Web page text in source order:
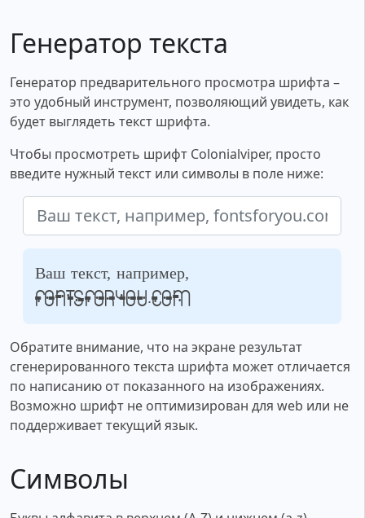
Генератор текста
Генератор предварительного просмотра шрифта –
это удобный инструмент, позволяющий увидеть, как
будет выглядеть текст шрифта.
Чтобы просмотреть шрифт Colonialviper, просто
введите нужный текст или символы в поле ниже:
Ваш текст, например,
fontsforyou.com
Обратите внимание, что на экране результат
сгенерированного текста шрифта может отличается
по написанию от показанного на изображениях.
Возможно шрифт не оптимизирован для web или не
поддерживает текущий язык.
Символы